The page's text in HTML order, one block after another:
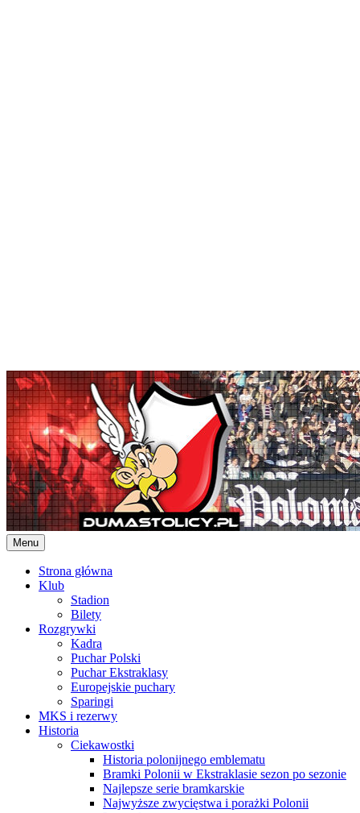
Skip
to
content
Menu
Strona główna
Klub
Stadion
Bilety
Rozgrywki
Kadra
Puchar Polski
Puchar Ekstraklasy
Europejskie puchary
Sparingi
MKS i rezerwy
Historia
Ciekawostki
Historia polonijnego emblematu
Bramki Polonii w Ekstraklasie sezon po sezonie
Najlepsze serie bramkarskie
Najwyższe zwycięstwa i porażki Polonii